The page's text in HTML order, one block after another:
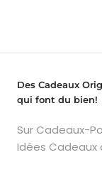
Des Cadeaux
qui font du bien!
Sur Cadeaux-
Idées Cadeaux